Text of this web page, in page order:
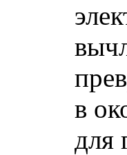
в
для